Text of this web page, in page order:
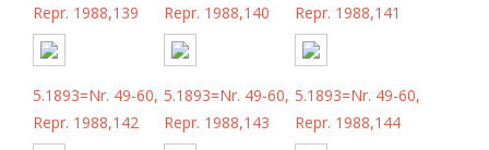
Repr. 1988,139
Repr. 1988,140
Repr. 1988,141
5.1893=Nr. 49-60,
Repr. 1988,142
5.1893=Nr. 49-60,
Repr. 1988,143
5.1893=Nr. 49-60,
Repr. 1988,144